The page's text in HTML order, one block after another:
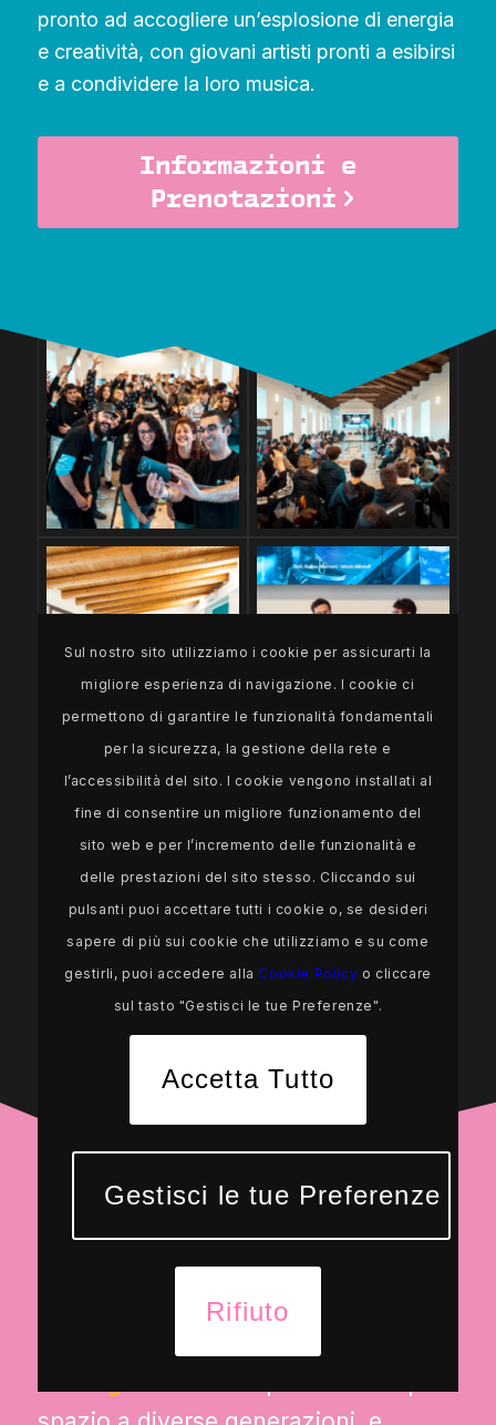
pronto ad accogliere un’esplosione di energia
e creatività, con giovani artisti pronti a esibirsi
e a condividere la loro musica.
Informazioni e
Prenotazioni
ZoomerFEST è…
Sul nostro sito utilizziamo i cookie per assicurarti la
migliore esperienza di navigazione. I cookie ci
permettono di garantire le funzionalità fondamentali
per la sicurezza, la gestione della rete e
l’accessibilità del sito. I cookie vengono installati al
fine di consentire un migliore funzionamento del
sito web e per l’incremento delle funzionalità e
delle prestazioni del sito stesso. Cliccando sui
pulsanti puoi accettare tutti i cookie o, se desideri
sapere di più sui cookie che utilizziamo e su come
gestirli, puoi accedere alla Cookie Policy o cliccare
sul tasto "Gestisci le tue Preferenze".
Accetta Tutto
Gestisci le tue Preferenze
Rifiuto